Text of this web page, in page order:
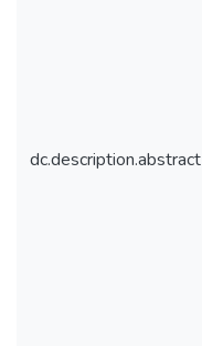
dc.description.abstract